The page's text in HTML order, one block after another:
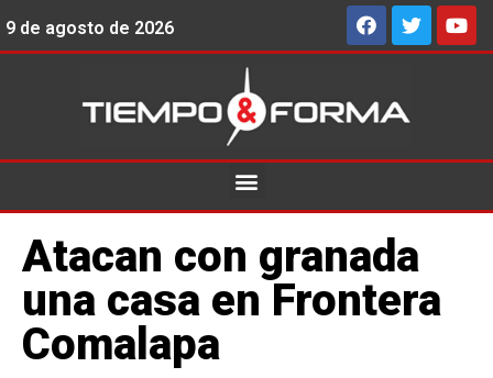
9 de agosto de 2026
Atacan con granada
una casa en Frontera
Comalapa